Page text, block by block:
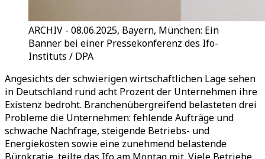
ARCHIV - 08.06.2025, Bayern, München: Ein
Banner bei einer Pressekonferenz des Ifo-
Instituts / DPA
Angesichts der schwierigen wirtschaftlichen Lage sehen
in Deutschland rund acht Prozent der Unternehmen ihre
Existenz bedroht. Branchenübergreifend belasteten drei
Probleme die Unternehmen: fehlende Aufträge und
schwache Nachfrage, steigende Betriebs- und
Energiekosten sowie eine zunehmend belastende